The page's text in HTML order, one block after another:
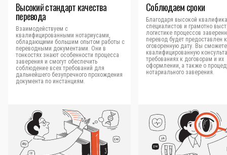
Высокий стандарт качества
перевода
Взаимодействуем с
квалифицированными нотариусами,
обладающими большим опытом работы с
переводными документами. Они в
тонкостях знают особенности процесса
заверения и смогут обеспечить
соблюдение всех требований для
дальнейшего безупречного прохождения
документа по инстанциям.
Соблюдаем сроки
Благодаря высокой
специалистов и грамотно
логистике процессов
перевод будет предоставлен
оговоренную дату. Вы
квалифицированную
требованиях к договорам и их
оформлении, а также о
нотариального заверения.